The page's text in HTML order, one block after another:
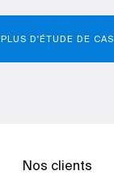
PLUS D'ÉTUDE DE CAS
Nos clients